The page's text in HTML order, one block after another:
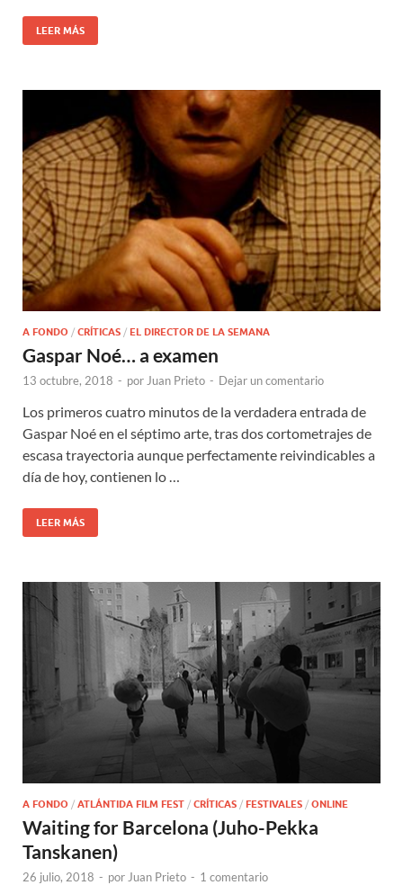
LEER MÁS
A FONDO / CRÍTICAS / EL DIRECTOR DE LA SEMANA
Gaspar Noé… a examen
13 octubre, 2018 - por Juan Prieto - Dejar un comentario
Los primeros cuatro minutos de la verdadera entrada de
Gaspar Noé en el séptimo arte, tras dos cortometrajes de
escasa trayectoria aunque perfectamente reivindicables a
día de hoy, contienen lo …
LEER MÁS
A FONDO / ATLÁNTIDA FILM FEST / CRÍTICAS / FESTIVALES / ONLINE
Waiting for Barcelona (Juho-Pekka
Tanskanen)
26 julio, 2018 - por Juan Prieto - 1 comentario